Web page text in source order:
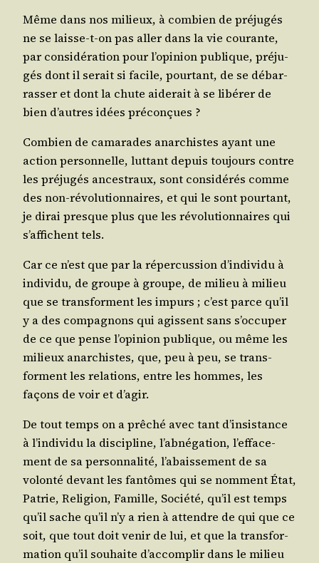
Même dans nos milieux, à com­bien de pré­ju­gés
ne se laisse-t-on pas aller dans la vie cou­rante,
par consi­dé­ra­tion pour l’o­pi­nion publique, pré­ju­
gés dont il serait si facile, pour­tant, de se débar­
ras­ser et dont la chute aide­rait à se libé­rer de
bien d’autres idées préconçues ?
Com­bien de cama­rades anar­chistes ayant une
action per­son­nelle, lut­tant depuis tou­jours contre
les pré­ju­gés ances­traux, sont consi­dé­rés comme
des non-révo­lu­tion­naires, et qui le sont pour­tant,
je dirai presque plus que les révo­lu­tion­naires qui
s’af­fichent tels.
Car ce n’est que par la réper­cus­sion d’in­di­vi­du à
indi­vi­du, de groupe à groupe, de milieu à milieu
que se trans­forment les impurs ; c’est parce qu’il
y a des com­pa­gnons qui agissent sans s’oc­cu­per
de ce que pense l’o­pi­nion publique, ou même les
milieux anar­chistes, que, peu à peu, se trans­
forment les rela­tions, entre les hommes, les
façons de voir et d’agir.
De tout temps on a prê­ché avec tant d’in­sis­tance
à l’in­di­vi­du la dis­ci­pline, l’ab­né­ga­tion, l’ef­fa­ce­
ment de sa per­son­na­li­té, l’a­bais­se­ment de sa
volon­té devant les fan­tômes qui se nomment État,
Patrie, Reli­gion, Famille, Socié­té, qu’il est temps
qu’il sache qu’il n’y a rien à attendre de qui que ce
soit, que tout doit venir de lui, et que la trans­for­
ma­tion qu’il sou­haite d’ac­com­plir dans le milieu